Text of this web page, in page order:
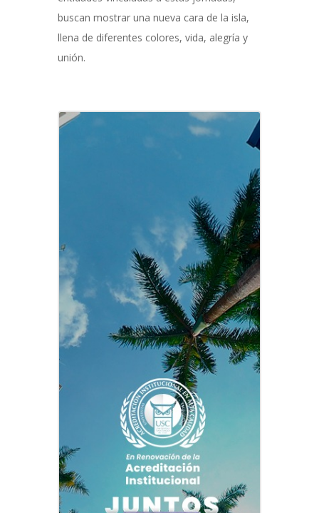
buscan mostrar una nueva cara de la isla,
llena de diferentes colores, vida, alegría y
unión.